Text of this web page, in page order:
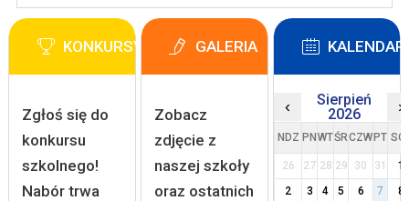
KONKURSY
Zgłoś się do
konkursu
szkolnego!
Nabór trwa
GALERIA
Zobacz
zdjęcie z
naszej szkoły
oraz ostatnich
‹
Sierpień
2026
›
NDZ PN WTŚRCZW PT
26 27 28 29 30 31
1
2
3 4 5 6 7
8